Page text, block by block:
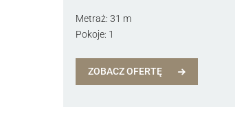
Metraż: 31 m
Pokoje: 1
ZOBACZ OFERTĘ